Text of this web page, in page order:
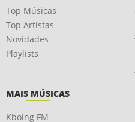
Top Músicas
Top Artistas
Novidades
Playlists
MAIS MÚSICAS
Kboing FM